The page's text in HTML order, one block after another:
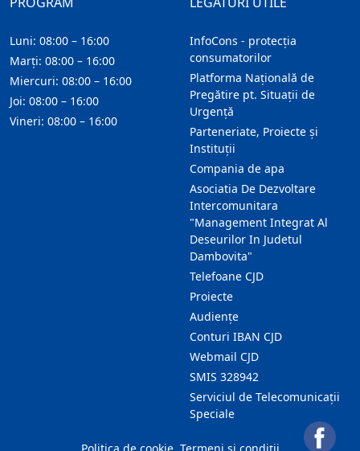
InfoCons - protecția
consumatorilor
Platforma Națională de
Pregătire pt. Situații de
Urgență
Parteneriate, Proiecte și
Instituții
Compania de apa
Asociatia De Dezvoltare
Intercomunitara
"Management Integrat Al
Deseurilor In Judetul
Dambovita"
Telefoane CJD
Proiecte
Audienţe
Conturi IBAN CJD
Webmail CJD
SMIS 328942
Serviciul de Telecomunicații
Speciale
Luni: 08:00 – 16:00
Marți: 08:00 – 16:00
Miercuri: 08:00 – 16:00
Joi: 08:00 – 16:00
Vineri: 08:00 – 16:00